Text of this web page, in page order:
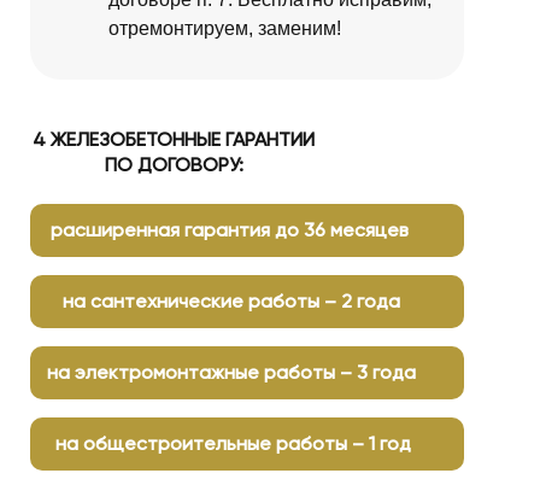
4 ЖЕЛЕЗОБЕТОННЫЕ ГАРАНТИИ
ПО ДОГОВОРУ:
на общестроительные работы – 1 год
на электромонтажные работы – 3 года
на сантехнические работы – 2 года
расширенная гарантия до 36 месяцев
отремонтируем, заменим!